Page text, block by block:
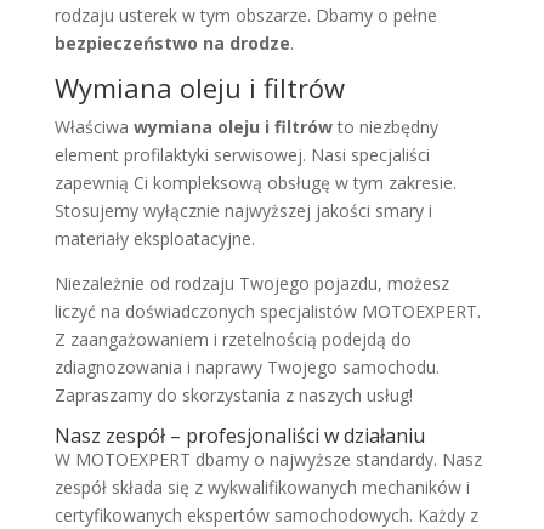
rodzaju usterek w tym obszarze. Dbamy o pełne
bezpieczeństwo na drodze.
Wymiana oleju i filtrów
Właściwa wymiana oleju i filtrówto niezbędny
element profilaktyki serwisowej. Nasi specjaliści
zapewnią Ci kompleksową obsługę w tym zakresie.
Stosujemy wyłącznie najwyższej jakości smary i
materiały eksploatacyjne.
Niezależnie od rodzaju Twojego pojazdu, możesz
liczyć na doświadczonych specjalistów MOTOEXPERT.
Z zaangażowaniem i rzetelnością podejdą do
zdiagnozowania i naprawy Twojego samochodu.
Zapraszamy do skorzystania z naszych usług!
Nasz zespół – profesjonaliści w działaniu
W MOTOEXPERT dbamy o najwyższe standardy. Nasz
zespół składa się z wykwalifikowanych mechaników i
certyfikowanych ekspertów samochodowych. Każdy z